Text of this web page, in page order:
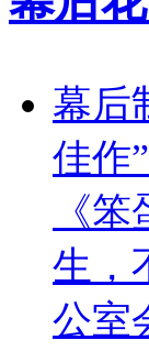
幕后
佳作
《
生，
公室